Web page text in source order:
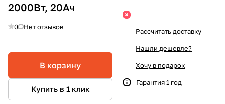
2000Вт, 20Ач
0 Нет отзывов
В корзину
Купить в 1 клик
Рассчитать доставку
Нашли дешевле?
Хочу в подарок
Гарантия 1 год